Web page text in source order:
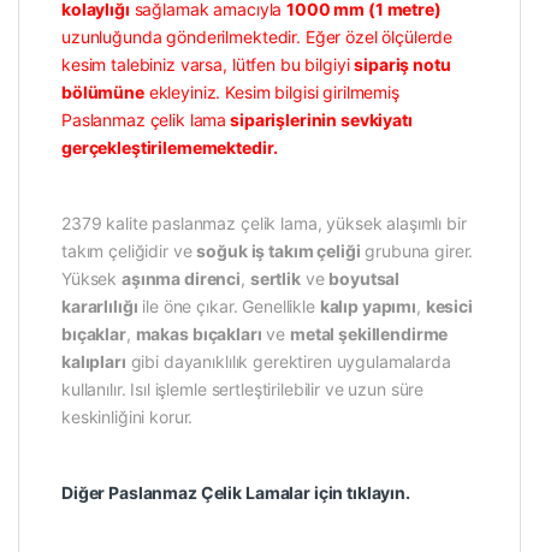
kolaylığı sağlamak amacıyla1000 mm (1 metre)
uzunluğunda gönderilmektedir. Eğer özel ölçülerde
kesim talebiniz varsa, lütfen bu bilgiyisipariş notu
bölümüneekleyiniz. Kesim bilgisi girilmemiş
Paslanmaz çelik lama siparişlerinin sevkiyatı
gerçekleştirilememektedir.
2379 kalite paslanmaz çelik lama, yüksek alaşımlı bir
takım çeliğidir vesoğuk iş takım çeliği grubuna girer.
Yüksekaşınma direnci, sertlikve boyutsal
kararlılığı ile öne çıkar. Genellikle kalıp yapımı, kesici
bıçaklar, makas bıçakları ve metal şekillendirme
kalıpları gibi dayanıklılık gerektiren uygulamalarda
kullanılır. Isıl işlemle sertleştirilebilir ve uzun süre
keskinliğini korur.
Diğer Paslanmaz Çelik Lamalar için tıklayın.